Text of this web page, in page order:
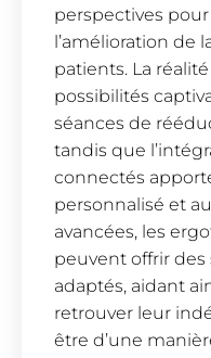
perspectives
l’amélioration de
patients. La
possibilités
séances de
tandis que
connectés
personnalisé et
avancées, les
peuvent offrir des
adaptés, aidant
retrouver leur
être d’une